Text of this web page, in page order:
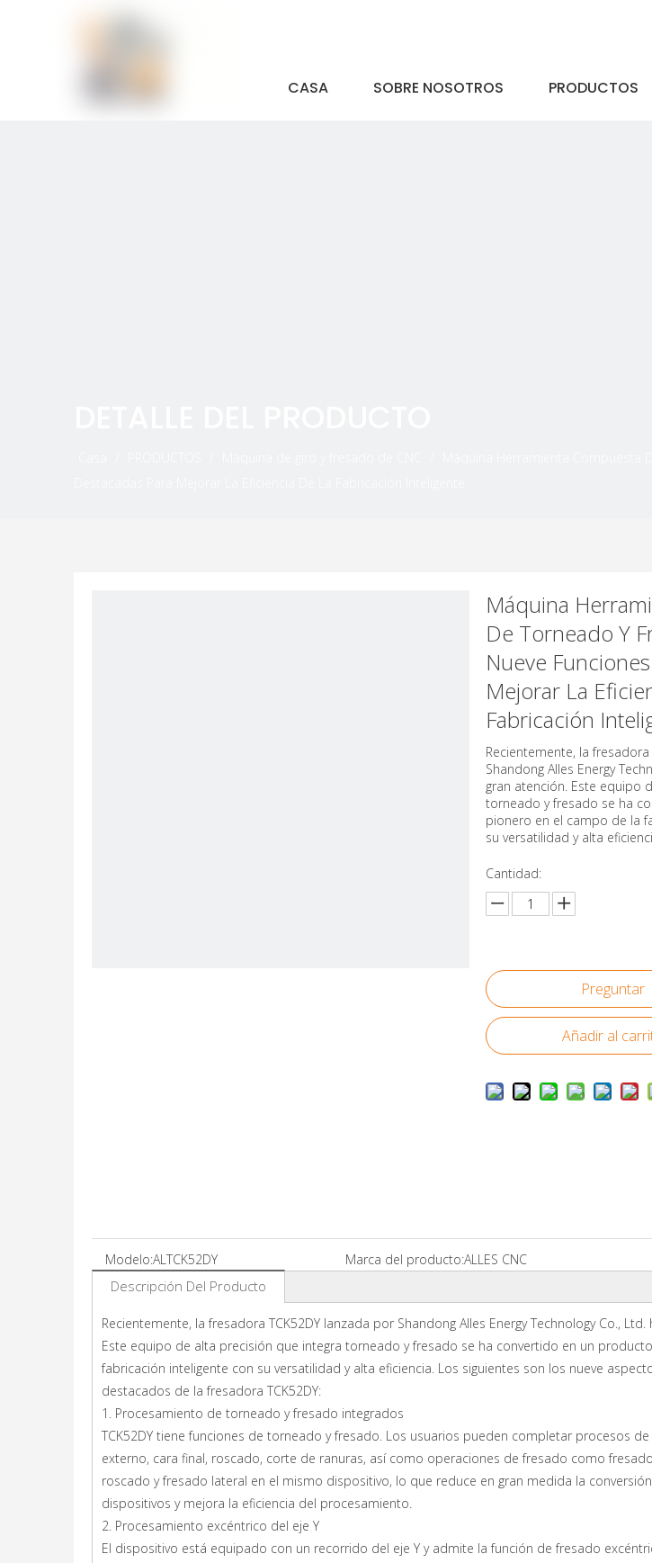
CASA SOBRE NOSOTROS PRODUCTOS
Máquina
De Torneado Y
Nueve
Mejorar La
Fabricación
Recientemente, la
Shandong Alles Energy
gran atención. Este equipo
torneado y fresado se ha
pionero en el campo de la
su versatilidad y alta
Cantidad:
Preguntar
Añadir al
Modelo:ALTCK52DY Marca del producto:ALLES CNC
Descripción Del Producto
Recientemente, la fresadora TCK52DY lanzada por Shandong Alles Energy Technology Co.,
Este equipo de alta precisión que integra torneado y fresado se ha convertido en un
fabricación inteligente con su versatilidad y alta eficiencia. Los siguientes son los nueve
destacados de la fresadora TCK52DY:
1. Procesamiento de torneado y fresado integrados
TCK52DY tiene funciones de torneado y fresado. Los usuarios pueden completar procesos
externo, cara final, roscado, corte de ranuras, así como operaciones de fresado como
roscado y fresado lateral en el mismo dispositivo, lo que reduce en gran medida la
dispositivos y mejora la eficiencia del procesamiento.
2. Procesamiento excéntrico del eje Y
El dispositivo está equipado con un recorrido del eje Y y admite la función de fresado